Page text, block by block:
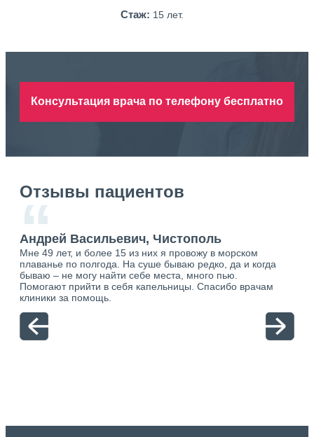
Стаж: 15 лет.
Консультация врача по телефону бесплатно
Отзывы пациентов
“
Андрей Васильевич, Чистополь
Мне 49 лет, и более 15 из них я провожу в морском
плаванье по полгода. На суше бываю редко, да и когда
бываю – не могу найти себе места, много пью.
Помогают прийти в себя капельницы. Спасибо врачам
клиники за помощь.